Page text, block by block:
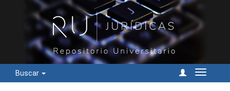
Buscar
Cambiar